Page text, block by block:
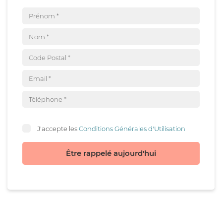
J'accepte lesConditions Générales d'Utilisation
Être rappelé aujourd'hui